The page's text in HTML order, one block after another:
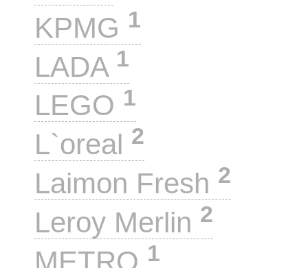
KPMG 1
LADA 1
LEGO 1
L`oreal 2
Laimon Fresh 2
Leroy Merlin 2
METRO 1